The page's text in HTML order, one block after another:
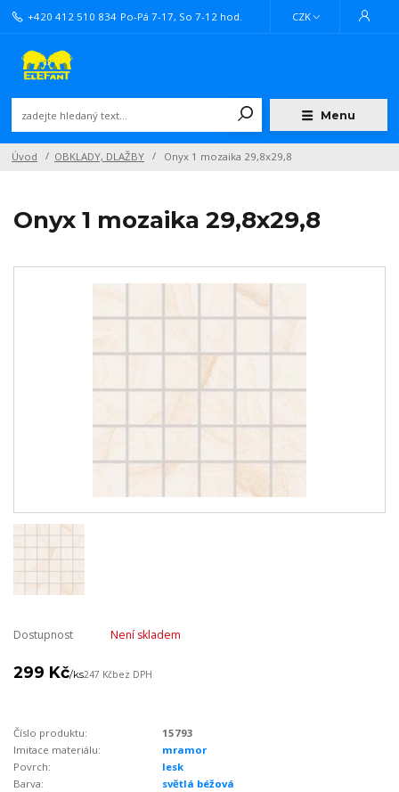
Menu
CZK
+420 412 510 834 Po-Pá 7-17, So 7-12 hod.
Úvod OBKLADY, DLAŽBY Onyx 1 mozaika 29,8x29,8
Onyx 1 mozaika 29,8x29,8
Dostupnost Není skladem
299 Kč/ks247 Kčbez DPH
Číslo produktu:
15793
Imitace materiálu:
mramor
Povrch:
lesk
Barva:
světlá béžová